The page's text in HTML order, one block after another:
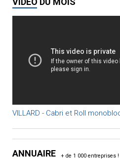
VILLARD - Cabri et Roll
ANNUAIRE